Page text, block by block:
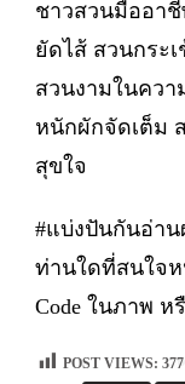
ชาวสวนมืออาชี
ยัดไส้ สวนกระ
สวนงามในควา
หนักผักจัดเต็ม
สุขใจ
#แบ่งปันกันอ่า
ท่านใดที่สนใจ
Code ในภาพ ห
POST VIEWS: 377